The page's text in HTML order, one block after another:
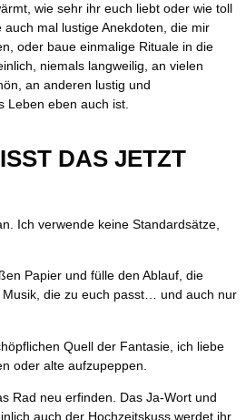
wie sehr ihr euch liebt oder wie toll
mal lustige Anekdoten, die mir
oder baue einmalige Rituale in die
niemals langweilig, an vielen
an anderen lustig und
Leben eben auch ist.
DAS JETZT G
Ich verwende keine Standardsätze,
Papier und fülle den Ablauf, die
die zu euch passt… und auch nur
Quell der Fantasie, ich liebe
oder alte aufzupeppen.
Rad neu erfinden. Das Ja-Wort und
auch der Hochzeitskuss werdet ihr